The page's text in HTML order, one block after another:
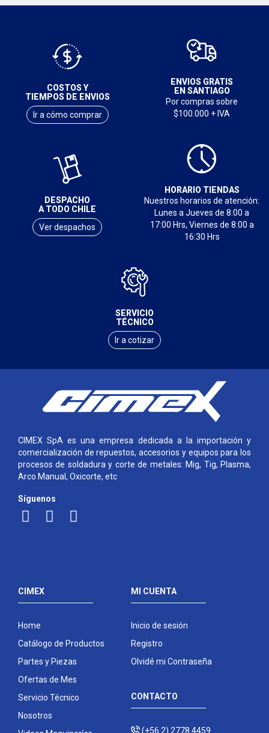
COSTOS Y
TIEMPOS DE ENVIOS
Ir a cómo comprar
ENVIOS GRATIS
EN SANTIAGO
Por compras sobre
$100.000 + IVA
DESPACHO
A TODO CHILE
Ver despachos
HORARIO TIENDAS
Nuestros horarios de atención:
Lunes a Jueves de 8:00 a
17:00 Hrs, Viernes de 8:00 a
16:30 Hrs
SERVICIO
TÉCNICO
Ir a cotizar
CIMEX SpA es una empresa dedicada a la importación y
comercialización de repuestos, accesorios y equipos para los
procesos de soldadura y corte de metales: Mig, Tig, Plasma,
Arco Manual, Oxicorte, etc
Síguenos
CIMEX
Home
Catálogo de Productos
Partes y Piezas
Ofertas de Mes
Servicio Técnico
Nosotros
MI CUENTA
Inicio de sesión
Registro
Olvidé mi Contraseña
CONTACTO
(+56 2) 2778 4459